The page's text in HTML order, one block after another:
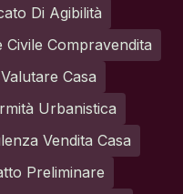
Di Agibilità
Civile Compravendita
Casa
Urbanistica
Vendita Casa
Preliminare